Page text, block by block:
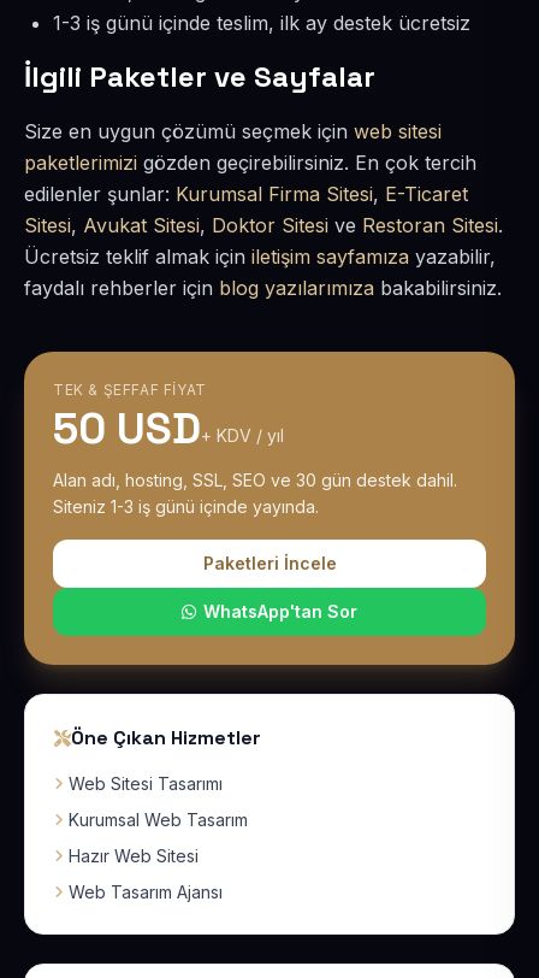
1-3 iş günü içinde teslim, ilk ay destek ücretsiz
İlgili Paketler ve Sayfalar
Size en uygun çözümü seçmek için web sitesi
paketlerimizi gözden geçirebilirsiniz. En çok tercih
edilenler şunlar: Kurumsal Firma Sitesi, E-Ticaret
Sitesi, Avukat Sitesi, Doktor Sitesi ve Restoran Sitesi.
Ücretsiz teklif almak için iletişim sayfamıza yazabilir,
faydalı rehberler için blog yazılarımıza bakabilirsiniz.
TEK & ŞEFFAF FIYAT
50 USD+ KDV / yıl
Alan adı, hosting, SSL, SEO ve 30 gün destek dahil.
Siteniz 1-3 iş günü içinde yayında.
Paketleri İncele
WhatsApp'tan Sor
Öne Çıkan Hizmetler
Web Sitesi Tasarımı
Kurumsal Web Tasarım
Hazır Web Sitesi
Web Tasarım Ajansı